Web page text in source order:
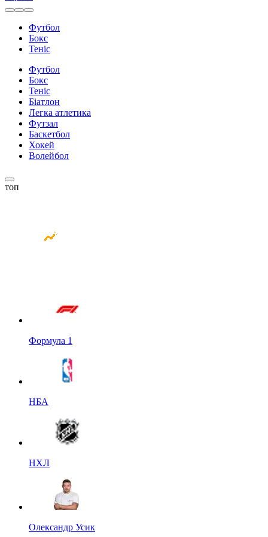
Футбол
Бокс
Теніс
Футбол
Бокс
Теніс
Біатлон
Легка атлетика
Футзал
Баскетбол
Хокей
Волейбол
топ
Формула 1
НБА
НХЛ
Олександр Усик